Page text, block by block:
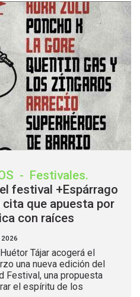
- Festivales.
festival +Espárrago
que apuesta por
con raíces
Tájar acogerá el
una nueva edición del
Festival, una propuesta
el espíritu de los